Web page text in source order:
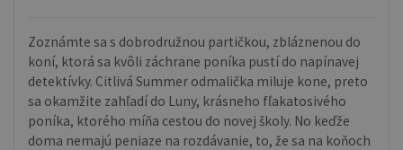
Zoznámte sa s dobrodružnou partičkou, zbláznenou do
koní, ktorá sa kvôli záchrane poníka pustí do napínavej
detektívky. Citlivá Summer odmalička miluje kone, preto
sa okamžite zahľadí do Luny, krásneho fľakatosivého
poníka, ktorého míňa cestou do novej školy. No keďže
doma nemajú peniaze na rozdávanie, to, že sa na koňoch